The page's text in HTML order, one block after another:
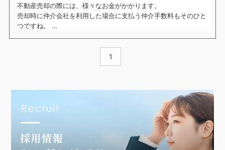
不動産売却の際には、様々なお金がかかります。
売却時に仲介会社を利用した場合に支払う仲介手数料もそのひと
つですね。
売却を考えている方の中には、
「仲介手数料はどれくらいかかるんだろう？」
「少しでも安くすることはできるのだろうか？」
今回はそんな疑問を持つ方に向けて、不動産売却時の仲介手数料
についてご紹介したいと思います。
1